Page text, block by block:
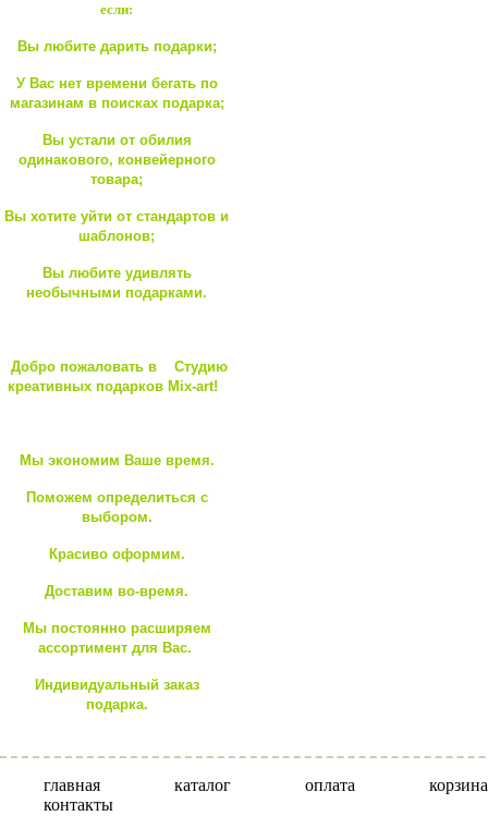
если:
Вы любите дарить подарки;
У Вас нет времени бегать по
магазинам в поисках подарка;
Вы устали от обилия
одинакового, конвейерного
товара;
Вы хотите уйти от стандартов и
шаблонов;
Вы любите удивлять
необычными подарками.
Добро пожаловать в Студию
креативных подарков Mix-art!
Мы экономим Ваше время.
Поможем определиться с
выбором.
Красиво оформим.
Доставим во-время.
Мы постоянно расширяем
ассортимент для Вас.
Индивидуальный заказ
подарка.
главная каталог оплата
корзина
контакты